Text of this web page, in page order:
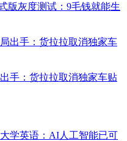
版灰度测试：9毛钱就能生
手：货拉拉取消独家车贴